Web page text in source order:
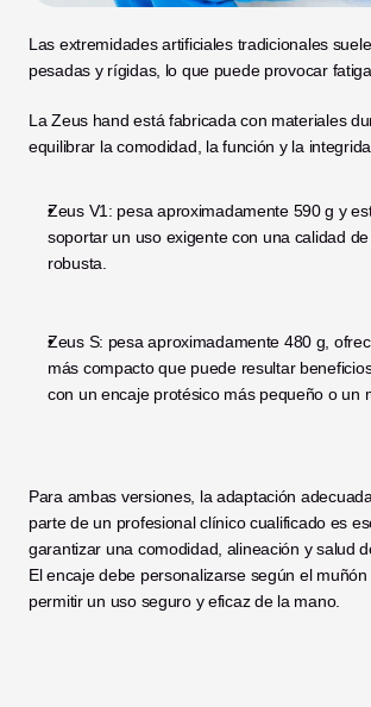
Las extremidades artificiales tradicionales
pesadas y rígidas, lo que puede provocar
La Zeus hand está fabricada con materiales
equilibrar la comodidad, la función y la
Zeus V1: pesa aproximadamente 590 g y
soportar un uso exigente con una calidad
robusta.
Zeus S: pesa aproximadamente 480 g,
más compacto que puede resultar
con un encaje protésico más pequeño o un
Para ambas versiones, la adaptación
parte de un profesional clínico cualificado es
garantizar una comodidad, alineación y salud
El encaje debe personalizarse según el
permitir un uso seguro y eficaz de la mano.